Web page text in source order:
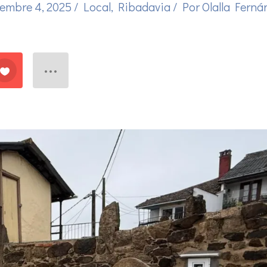
4, 2025 / Local, Ribadavia / PorOlalla